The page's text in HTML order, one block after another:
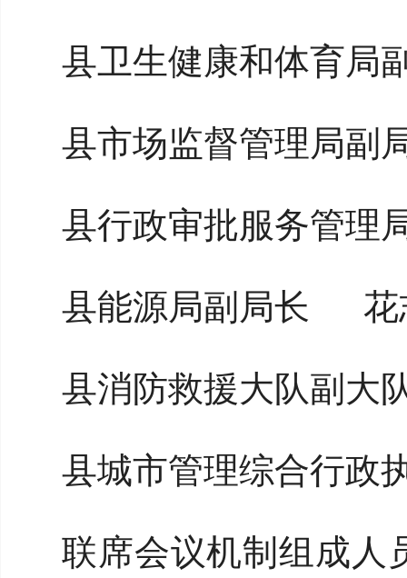
县卫生健康和体育局
县市场监督管理局副
县行政审批服务管理
县能源局副局长 花
县消防救援大队副大
县城市管理综合行政
联席会议机制组成人